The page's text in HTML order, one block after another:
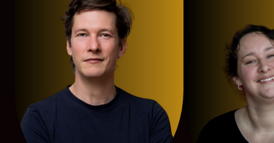
Les Rencontres
Les Chroniques
Les Ateliers
La compagnie